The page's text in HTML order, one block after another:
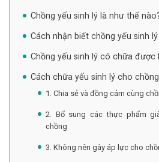
Chồng yếu sinh lý là như thế
Cách nhận biết chồng yếu sinh lý
Chồng yếu sinh lý có chữa được
Cách chữa yếu sinh lý cho chồng
1. Chia sẻ và đồng cảm cùng
2. Bổ sung các thực phẩm
chồng
3. Không nên gây áp lực cho